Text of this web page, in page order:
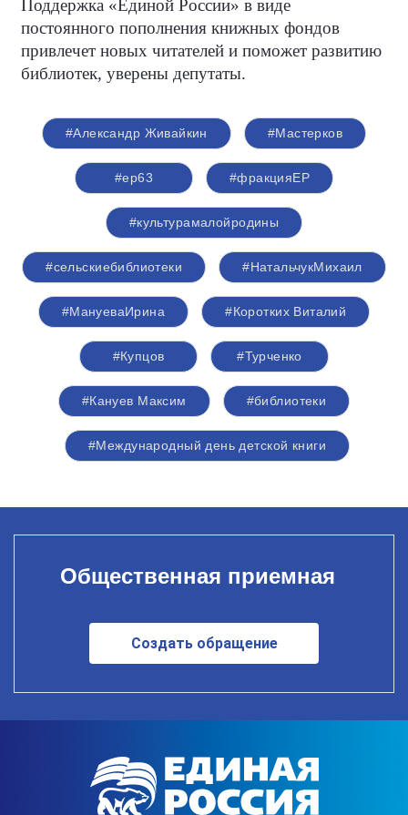
Поддержка «Единой России» в виде
постоянного пополнения книжных фондов
привлечет новых читателей и поможет развитию
библиотек, уверены депутаты.
#Александр Живайкин #Мастерков
#ер63 #фракцияЕР
#культурамалойродины
#сельскиебиблиотеки #НатальчукМихаил
#МануеваИрина #Коротких Виталий
#Купцов #Турченко
#Кануев Максим #библиотеки
#Международный день детской книги
Общественная приемная
Создать обращение